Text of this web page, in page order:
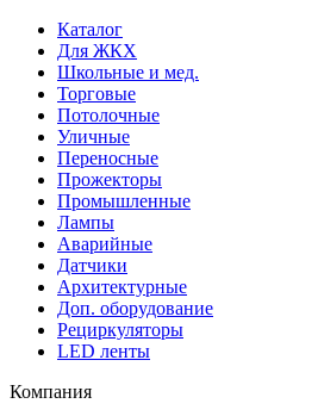
Каталог
Для ЖКХ
Школьные и мед.
Торговые
Потолочные
Уличные
Переносные
Прожекторы
Промышленные
Лампы
Аварийные
Датчики
Архитектурные
Доп. оборудование
Рециркуляторы
LED ленты
Компания